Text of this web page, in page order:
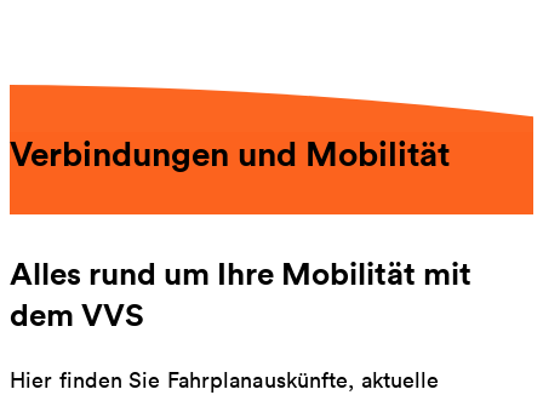
Verbindungen und Mobilität
Alles rund um Ihre Mobilität mit
dem VVS
Hier finden Sie Fahrplanauskünfte, aktuelle